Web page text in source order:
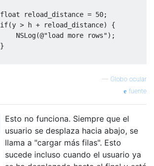
float reload_distance = 50;
if(y > h + reload_distance)
{
NSLog(@"load more rows");
}
— Globo ocular
fuente
Esto no funciona. Siempre que el
usuario se desplaza hacia abajo, se
llama a "cargar más filas". Esto
sucede incluso cuando el usuario ya